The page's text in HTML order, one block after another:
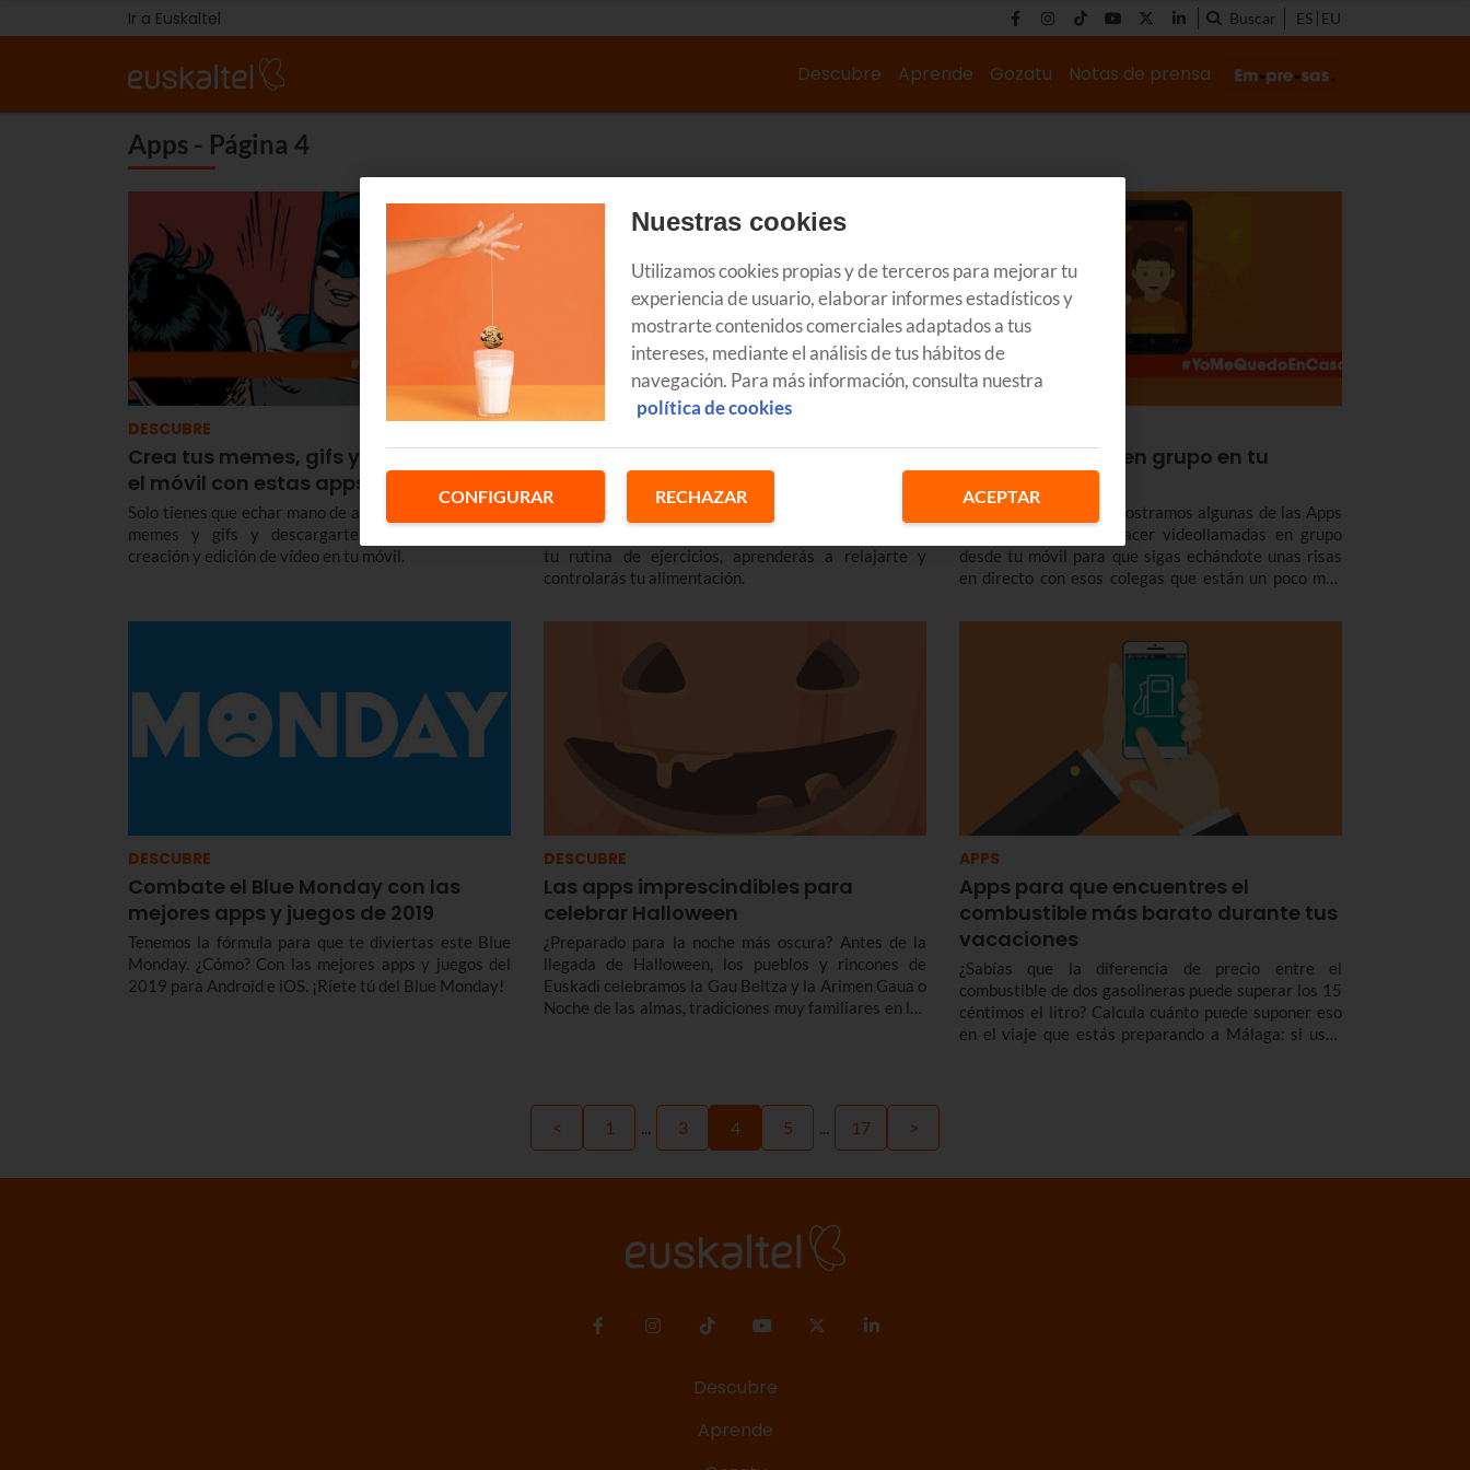
Ir a Euskaltel Buscar ES EU
Descubre Aprende Gozatu Notas de prensa
Apps - Página 4
DESCUBRE
Crea tus memes, gifs y vídeos desde
el móvil con estas apps
Solo tienes que echar mano de alguna app para hacer
memes y gifs y descargarte una aplicación de
creación y edición de vídeo en tu móvil.
Recomendaciones para hacer
deporte en casa
tu rutina de ejercicios, aprenderás a relajarte y
controlarás tu alimentación.
Videollamadas en grupo en tu
En Euskaltel Blog te mostramos algunas de las Apps
con las que puedes hacer videollamadas en grupo
desde tu móvil para que sigas echándote unas risas
en directo con esos colegas que están un poco mas
DESCUBRE
Combate el Blue Monday con las
mejores apps y juegos de 2019
Tenemos la fórmula para que te diviertas este Blue
Monday. ¿Cómo? Con las mejores apps y juegos del
2019 para Android e iOS. ¡Ríete tú del Blue Monday!
DESCUBRE
Las apps imprescindibles para
celebrar Halloween
¿Preparado para la noche más oscura? Antes de la
llegada de Halloween, los pueblos y rincones de
Euskadi celebramos la Gau Beltza y la Arimen Gaua o
Noche de las almas, tradiciones muy familiares en las
APPS
Apps para que encuentres el
combustible más barato durante tus
vacaciones
¿Sabías que la diferencia de precio entre el
combustible de dos gasolineras puede superar los 15
céntimos el litro? Calcula cuánto puede suponer eso
en el viaje que estás preparando a Málaga: si usas
< 1 ... 3 4 5 ... 17 >
Descubre
Aprende
Nuestras cookies
Utilizamos cookies propias y de terceros para mejorar tu
experiencia de usuario, elaborar informes estadísticos y
mostrarte contenidos comerciales adaptados a tus
intereses, mediante el análisis de tus hábitos de
navegación. Para más información, consulta nuestra
política de cookies
CONFIGURAR RECHAZAR ACEPTAR